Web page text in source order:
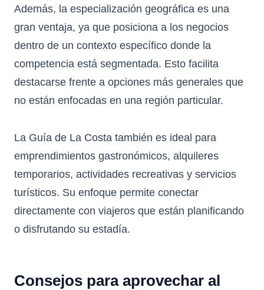
Además, la especialización geográfica es una
gran ventaja, ya que posiciona a los negocios
dentro de un contexto específico donde la
competencia está segmentada. Esto facilita
destacarse frente a opciones más generales que
no están enfocadas en una región particular.
La Guía de La Costa también es ideal para
emprendimientos gastronómicos, alquileres
temporarios, actividades recreativas y servicios
turísticos. Su enfoque permite conectar
directamente con viajeros que están planificando
o disfrutando su estadía.
Consejos para aprovechar al